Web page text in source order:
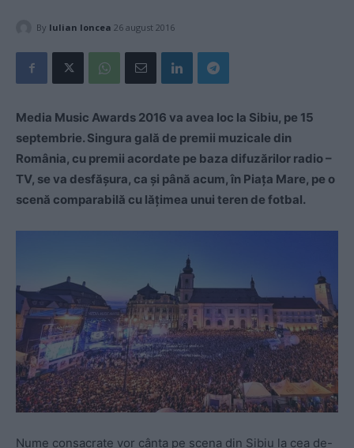
By Iulian Ioncea 26 august 2016
Media Music Awards 2016 va avea loc la Sibiu, pe 15
septembrie. Singura gală de premii muzicale din
România, cu premii acordate pe baza difuzărilor radio –
TV, se va desfășura, ca şi până acum, în Piața Mare, pe o
scenă comparabilă cu lățimea unui teren de fotbal.
Nume consacrate vor cânta pe scena din Sibiu la cea de-